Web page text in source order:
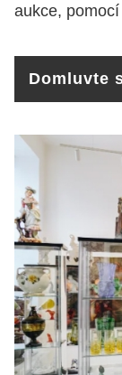
aukce,
Domluvte